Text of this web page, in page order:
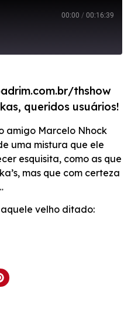
00:00 / 00:16:39
thshow
queridos usuários!
amigo Marcelo Nhock
uma mistura que ele
esquisita, como as que
mas que com certeza
velho ditado: